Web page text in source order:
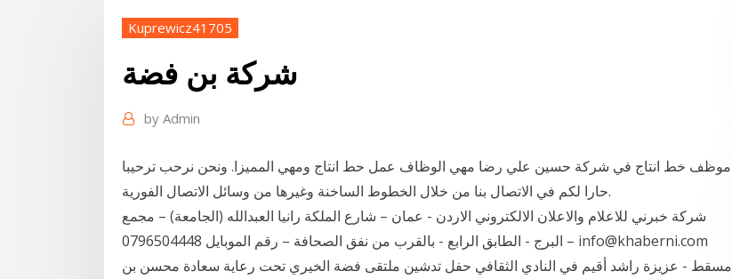
Kuprewicz41705
شركة بن فضة
by Admin
موظف خط انتاج في شركة حسين علي رضا مهي الوظاف عمل حط انتاج ومهي المميزا. ونحن نرحب ترحيبا
حارا لكم في الاتصال بنا من خلال الخطوط الساخنة وغيرها من وسائل الاتصال الفورية.
شركة خبرني للاعلام والاعلان الالكتروني الاردن - عمان – شارع الملكة رانيا العبدالله (الجامعة) – مجمع
البرج - الطابق الرابع - بالقرب من نفق الصحافة – رقم الموبايل 0796504448 – info@khaberni.com
مسقط - عزيزة راشد أقيم في النادي الثقافي حفل تدشين ملتقى فضة الخيري تحت رعاية سعادة محسن بن